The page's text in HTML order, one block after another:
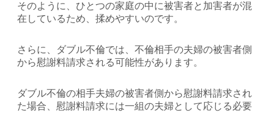
そのように、ひとつの家庭の中に被害者と加害者が混
在しているため、揉めやすいのです。
さらに、ダブル不倫では、不倫相手の夫婦の被害者側
から慰謝料請求される可能性があります。
ダブル不倫の相手夫婦の被害者側から慰謝料請求され
た場合、慰謝料請求には一組の夫婦として応じる必要